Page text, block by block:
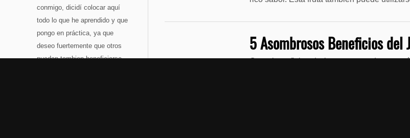
conmigo, dicidí colocar aquí
todo lo que he aprendido y que
pongo en práctica, ya que
deseo fuertemente que otros
puedan tambien beneficiarse
5 Asombrosos Beneficios del
Otros beneficios de la papa que